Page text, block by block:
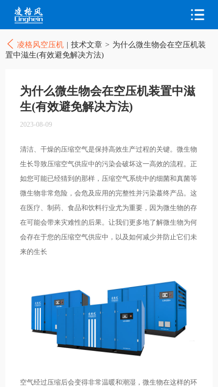
凌格风空压机 | 技术文章 > 为什么微生物会在空压机装
置中滋生(有效避免解决方法)
为什么微生物会在空压机装置中滋
生(有效避免解决方法)
2023-08-09
清洁、干燥的压缩空气是保持高效生产过程的关键。微生物
生长导致压缩空气供应中的污染会破坏这一高效的流程。正
如您可能已经猜到的那样，压缩空气系统中的细菌和真菌等
微生物非常危险，会危及应用的完整性并污染蕞终产品。这
在医疗、制药、食品和饮料行业尤为重要，因为微生物的存
在可能会带来灾难性的后果。让我们更多地了解微生物为何
会存在于您的压缩空气供应中，以及如何减少并防止它们未
来的生长
空气经过压缩后会变得非常温暖和潮湿，微生物在这样的环